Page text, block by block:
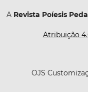
A Revista Poíesis
Atribuição
OJS